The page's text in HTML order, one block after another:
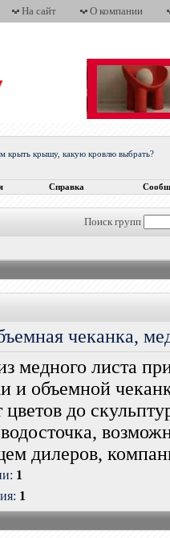
На сайт О компании
крыть крышу, какую кровлю выбрать?
Справка
Поиск групп
чеканка,
медного листа
и объемной
до
дилеров,
1
1